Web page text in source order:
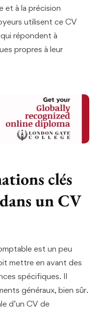
et à la précision
utilisent ce CV
répondent à
propres à leur
clés
un CV
est un peu
mettre en avant des
spécifiques. Il
généraux, bien sûr.
d’un CV de